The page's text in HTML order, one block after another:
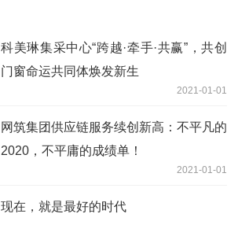
科美琳集采中心“跨越·牵手·共赢”，共创
门窗命运共同体焕发新生
2021-01-01
网筑集团供应链服务续创新高：不平凡的
2020，不平庸的成绩单！
2021-01-01
现在，就是最好的时代